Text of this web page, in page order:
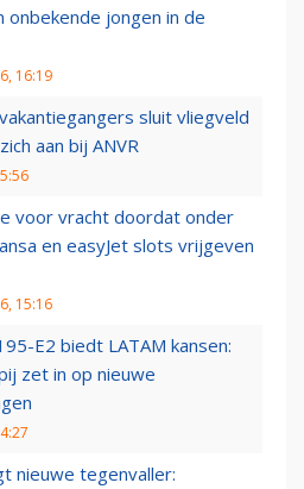
onbekende jongen in de
16:19
sluit vliegveld
aan bij ANVR
voor vracht doordat onder
en easyJet slots vrijgeven
15:16
E2 biedt LATAM kansen:
zet in op nieuwe
nieuwe tegenvaller: